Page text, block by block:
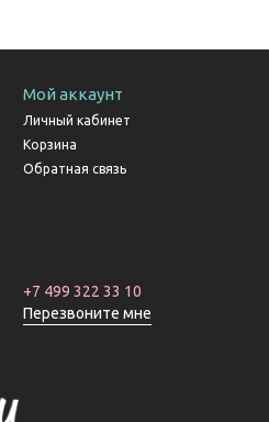
Мой аккаунт
Личный кабинет
Корзина
Обратная связь
+7 499 322 33 10
Перезвоните мне